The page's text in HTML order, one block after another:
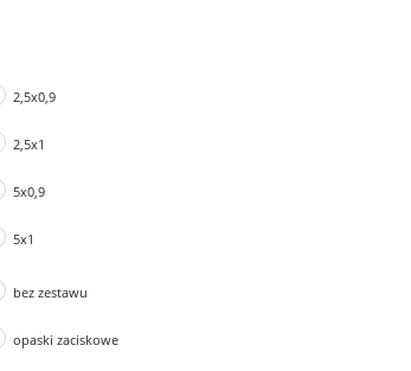
2,5x0,9
2,5x1
5x0,9
5x1
bez zestawu
opaski zaciskowe